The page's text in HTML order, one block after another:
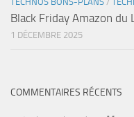
Black Friday Amazon
1 DÉCEMBRE 2025
COMMENTAIRES RÉCENTS